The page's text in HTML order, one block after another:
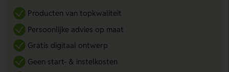
Producten van topkwaliteit
Persoonlijke advies op maat
Gratis digitaal ontwerp
Geen start- & instelkosten